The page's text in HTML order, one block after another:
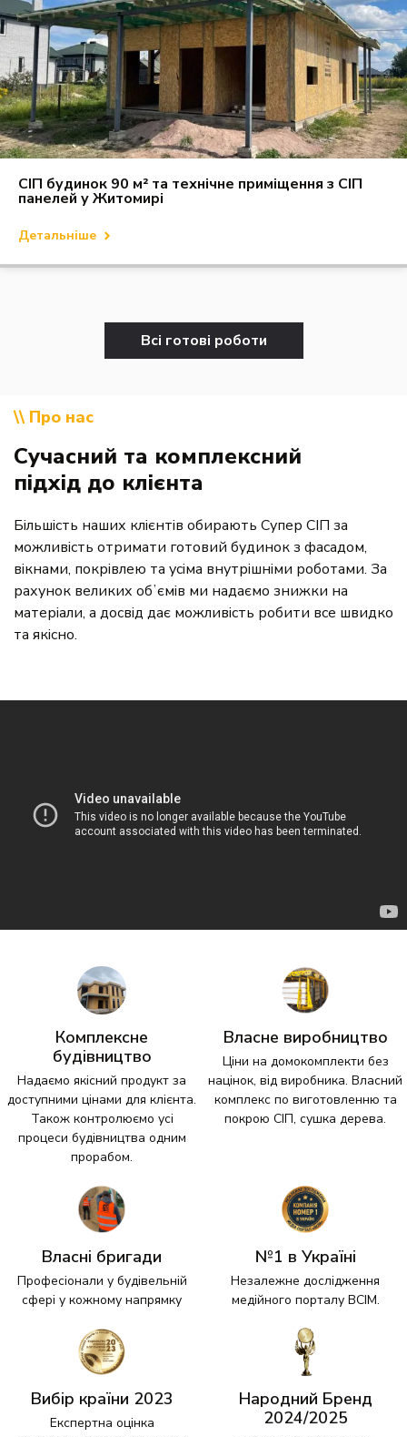
СІП будинок 90 м² та технічне приміщення з СІП
панелей у Житомирі
Детальніше
Всі готові роботи
\\ Про нас
Сучасний та комплексний
підхід до клієнта
Більшість наших клієнтів обирають Супер СІП за
можливість отримати готовий будинок з фасадом,
вікнами, покрівлею та усіма внутрішніми роботами. За
рахунок великих обʼємів ми надаємо знижки на
матеріали, а досвід дає можливість робити все швидко
та якісно.
Комплексне
будівництво
Надаємо якісний продукт за
доступними цінами для клієнта.
Також контролюємо усі
процеси будівництва одним
прорабом.
Власне виробництво
Ціни на домокомплекти без
націнок, від виробника. Власний
комплекс по виготовленню та
покрою СІП, сушка дерева.
Власні бригади
Професіонали у будівельній
сфері у кожному напрямку
№1 в Україні
Незалежне дослідження
медійного порталу ВСІМ.
Вибір країни 2023
Експертна оцінка
Народний Бренд
2024/2025